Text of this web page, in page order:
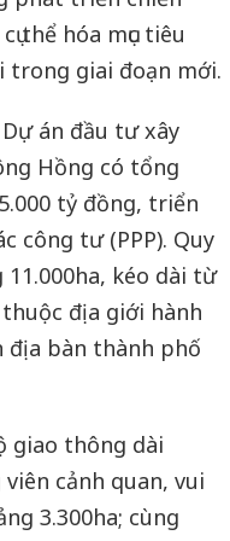
thể hóa mục tiêu
trong giai đoạn mới.
án đầu tư xây
Hồng có tổng
tỷ đồng, triển
công tư (PPP). Quy
kéo dài từ
địa giới hành
địa bàn thành phố
giao thông dài
cảnh quan, vui
3.300ha; cùng